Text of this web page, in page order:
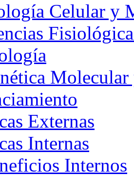
Celular y
Externas
Internas
Internos